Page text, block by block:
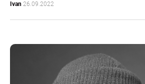
Ivan 26.09.2022